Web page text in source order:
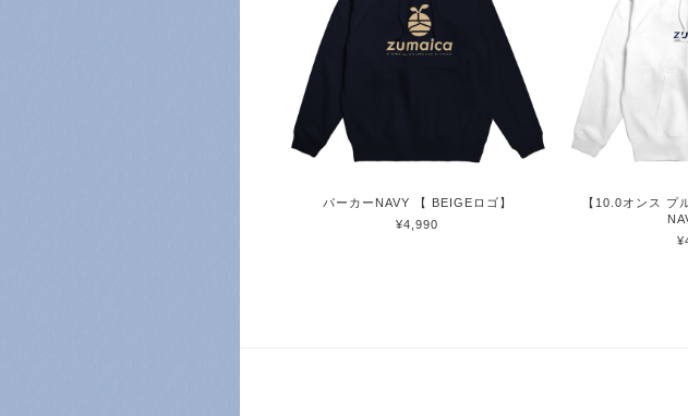
パーカーNAVY 【 BEIGEロゴ】
¥4,990
【10.0オンス プ